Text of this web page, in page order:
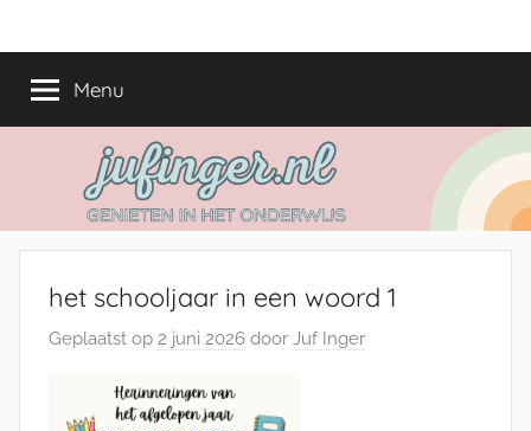
naarjufinger.nl
het
onderwijs
Menu
het schooljaar in een woord 1
Geplaatst op 2 juni 2026 door Juf Inger